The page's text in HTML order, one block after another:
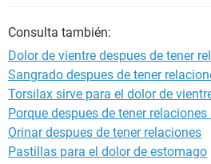
Consulta también:
Dolor de vientre despues de tener
Sangrado despues de tener
Torsilax sirve para el dolor de
Porque despues de tener
Orinar despues de tener relaciones
Pastillas para el dolor de estomago